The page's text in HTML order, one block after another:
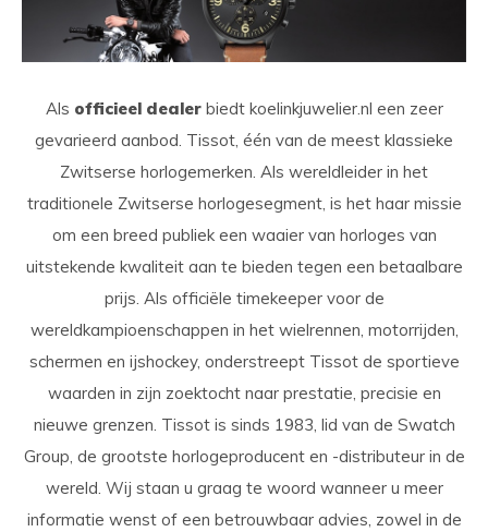
Als officieel dealerbiedt koelinkjuwelier.nl een zeer
gevarieerd aanbod. Tissot, één van de meest klassieke
Zwitserse horlogemerken. Als wereldleider in het
traditionele Zwitserse horlogesegment, is het haar missie
om een breed publiek een waaier van horloges van
uitstekende kwaliteit aan te bieden tegen een betaalbare
prijs. Als officiële timekeeper voor de
wereldkampioenschappen in het wielrennen, motorrijden,
schermen en ijshockey, onderstreept Tissot de sportieve
waarden in zijn zoektocht naar prestatie, precisie en
nieuwe grenzen. Tissot is sinds 1983, lid van de Swatch
Group, de grootste horlogeproducent en -distributeur in de
wereld. Wij staan u graag te woord wanneer u meer
informatie wenst of een betrouwbaar advies, zowel in de